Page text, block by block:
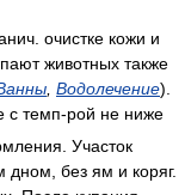
очистке кожи и
животных также
Водолечение).
с темп-рой не ниже
Участок
без ям и коряг.